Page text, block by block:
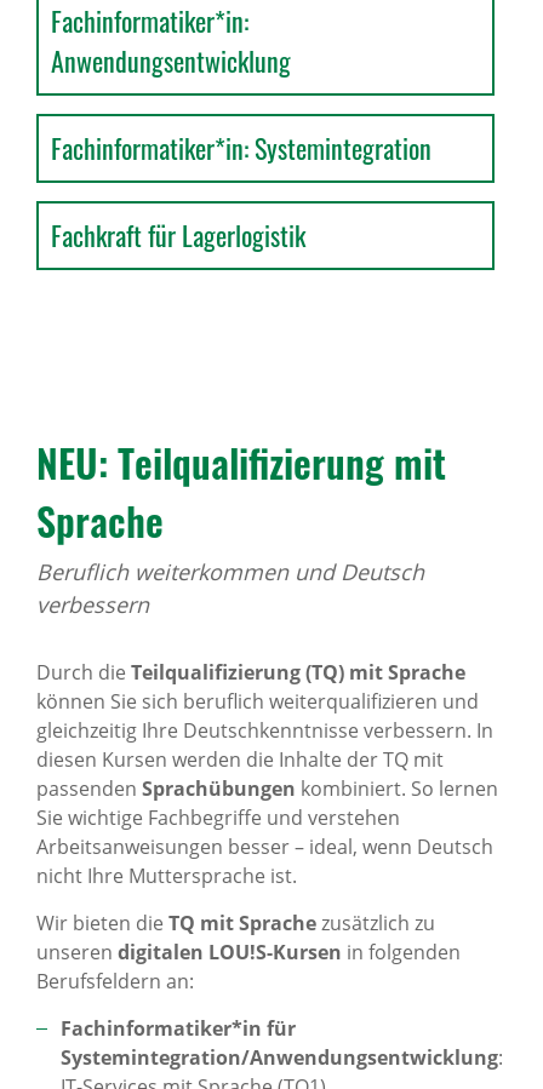
Fachinformatiker*in:
Anwendungsentwicklung
Fachinformatiker*in: Systemintegration
Fachkraft für Lagerlogistik
NEU: Teil­qua­li­fi­zie­rung mit
Sprache
Beruflich weiterkommen und Deutsch
verbessern
Durch die Teilqualifizierung (TQ) mit Sprache
können Sie sich beruflich weiterqualifizieren und
gleichzeitig Ihre Deutschkenntnisse verbessern. In
diesen Kursen werden die Inhalte der TQ mit
passenden Sprachübungen kombiniert. So lernen
Sie wichtige Fachbegriffe und verstehen
Arbeitsanweisungen besser – ideal, wenn Deutsch
nicht Ihre Muttersprache ist.
Wir bieten die TQ mit Sprachezusätzlich zu
unseren digitalen LOU!S-Kursen in folgenden
Berufsfeldern an:
Fachinformatiker*in für
Systemintegration/Anwendungsentwicklung: